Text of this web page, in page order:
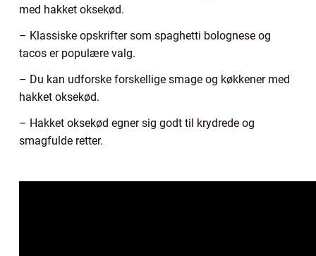
med hakket oksekød.
– Klassiske opskrifter som spaghetti bolognese og
tacos er populære valg.
– Du kan udforske forskellige smage og køkkener med
hakket oksekød.
– Hakket oksekød egner sig godt til krydrede og
smagfulde retter.